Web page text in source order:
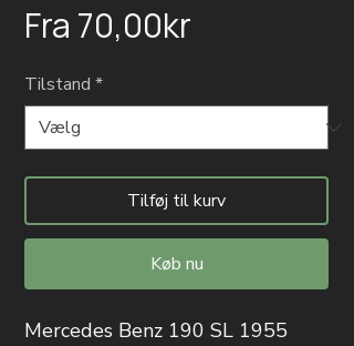
Fra 70,00kr
Tilstand *
Tilføj til kurv
Køb nu
Mercedes Benz 190 SL 1955